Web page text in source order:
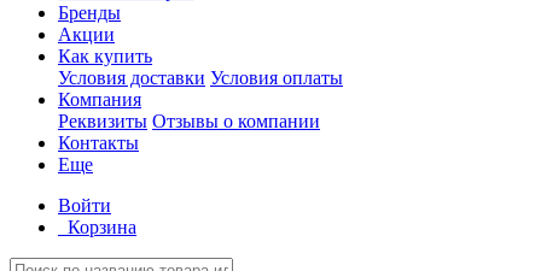
Бренды
Акции
Как купить
Условия доставки Условия оплаты
Компания
Реквизиты Отзывы о компании
Контакты
Еще
Войти
Корзина